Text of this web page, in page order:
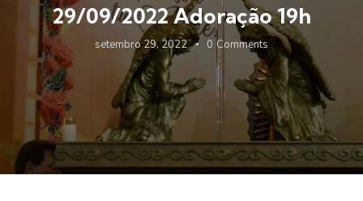
29/09/2022 Adoração 19h
setembro 29, 2022 0 Comments